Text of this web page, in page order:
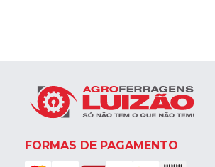
FORMAS DE PAGAMENTO